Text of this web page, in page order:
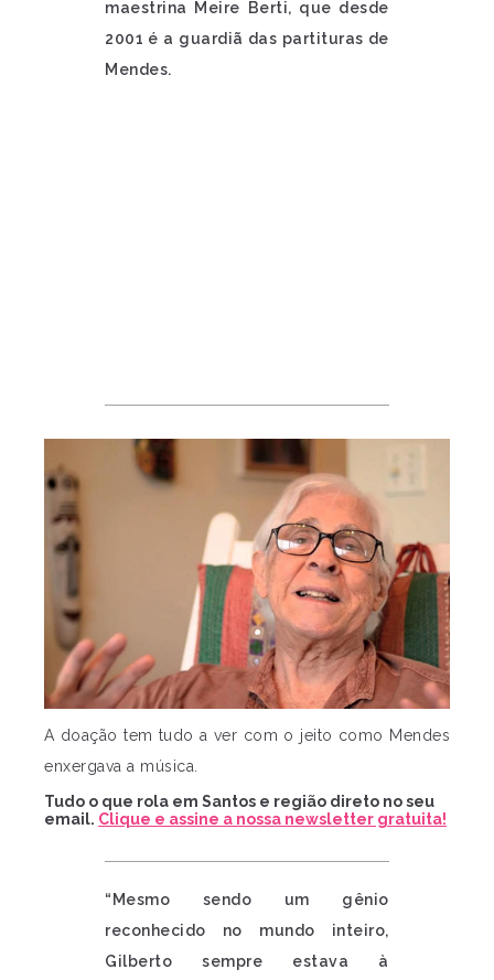
maestrina Meire Berti, que desde
2001 é a guardiã das partituras de
Mendes.
A doação tem tudo a ver com o jeito como Mendes
enxergava a música.
Tudo o que rola em Santos e região direto no seu
email. Clique e assine a nossa newsletter gratuita!
“Mesmo sendo um gênio
reconhecido no mundo inteiro,
Gilberto sempre estava à